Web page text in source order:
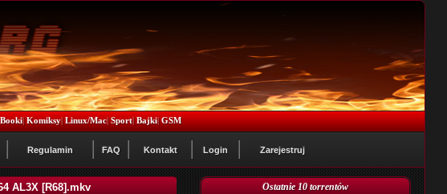
|Komiksy|Linux/Mac|Sport|Bajki|GSM
Regulamin FAQ Kontakt Login Zarejestruj
Ostatnie 10 torrentów
AL3X [R68].mkv